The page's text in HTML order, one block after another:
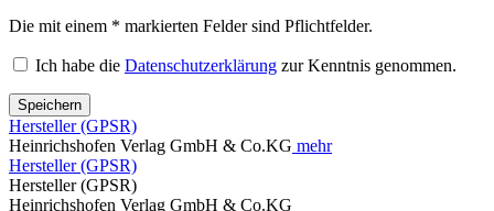
Die mit einem * markierten Felder sind Pflichtfelder.
Ich habe die Datenschutzerklärung zur Kenntnis genommen.
Speichern
Hersteller (GPSR)
Heinrichshofen Verlag GmbH & Co.KG mehr
Hersteller (GPSR)
Hersteller (GPSR)
Heinrichshofen Verlag GmbH & Co.KG